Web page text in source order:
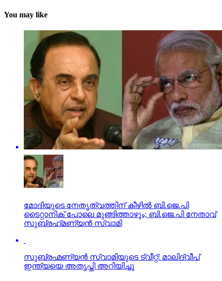
You may like
മോദിയുടെ നേതൃത്വത്തിന് കീഴില്‍ ബി.ജെ.പി
ടൈറ്റാനിക് പോലെ മുങ്ങിത്താഴും; ബി.ജെ.പി നേതാവ്
സുബ്രഹ്‌മണ്യന്‍ സ്വാമി
സുബ്രഹ്മണ്യന്‍ സ്വാമിയുടെ ട്വീറ്റ്: മാലിദ്വീപ്
ഇന്ത്യയെ അതൃപ്തി അറിയിച്ചു